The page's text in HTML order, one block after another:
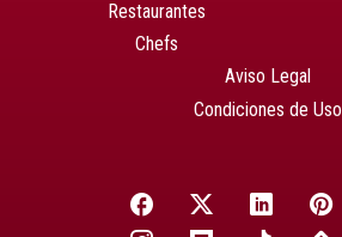
Restaurantes
Chefs
Aviso Legal
Condiciones de Uso